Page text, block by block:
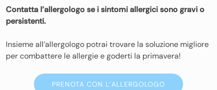
Contatta l’allergologo se i sintomi allergici sono gravi o
persistenti.
Insieme all’allergologo potrai trovare la soluzione migliore
per combattere le allergie e goderti la primavera!
PRENOTA CON L’ALLERGOLOGO